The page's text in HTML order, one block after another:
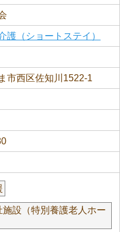
護（ショートステイ）
市西区佐知川1522-1
設（特別養護老人ホー